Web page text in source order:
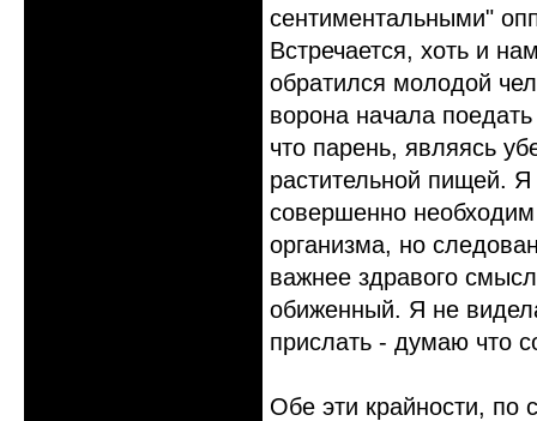
сентиментальными"
Встречается, хоть и
обратился молодой
ворона начала
что парень, являясь
растительной пищей. Я
совершенно
организма, но
важнее здравого
обиженный. Я не
прислать - думаю что
Обе эти крайности, по